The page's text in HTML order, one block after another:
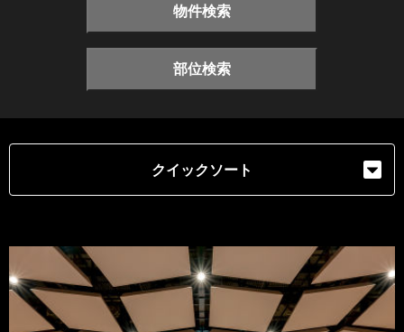
物件検索
部位検索
クイックソート